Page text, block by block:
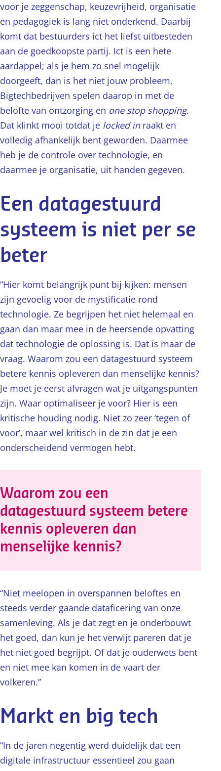
voor je zeggenschap, keuzevrijheid, organisatie
en pedagogiek is lang niet onderkend. Daarbij
komt dat bestuurders ict het liefst uitbesteden
aan de goedkoopste partij. Ict is een hete
aardappel; als je hem zo snel mogelijk
doorgeeft, dan is het niet jouw probleem.
Bigtechbedrijven spelen daarop in met de
belofte van ontzorging en one stop shopping.
Dat klinkt mooi totdat je locked inraakt en
volledig afhankelijk bent geworden. Daarmee
heb je de controle over technologie, en
daarmee je organisatie, uit handen gegeven.
Een datagestuurd
systeem is niet per se
beter
“Hier komt belangrijk punt bij kijken: mensen
zijn gevoelig voor de mystificatie rond
technologie. Ze begrijpen het niet helemaal en
gaan dan maar mee in de heersende opvatting
dat technologie de oplossing is. Dat is maar de
vraag. Waarom zou een datagestuurd systeem
betere kennis opleveren dan menselijke kennis?
Je moet je eerst afvragen wat je uitgangspunten
zijn. Waar optimaliseer je voor? Hier is een
kritische houding nodig. Niet zo zeer ‘tegen of
voor’, maar wel kritisch in de zin dat je een
onderscheidend vermogen hebt.
Waarom zou een
datagestuurd systeem betere
kennis opleveren dan
menselijke kennis?
“Niet meelopen in overspannen beloftes en
steeds verder gaande dataficering van onze
samenleving. Als je dat zegt en je onderbouwt
het goed, dan kun je het verwijt pareren dat je
het niet goed begrijpt. Of dat je ouderwets bent
en niet mee kan komen in de vaart der
volkeren.”
Markt en big tech
“In de jaren negentig werd duidelijk dat een
digitale infrastructuur essentieel zou gaan